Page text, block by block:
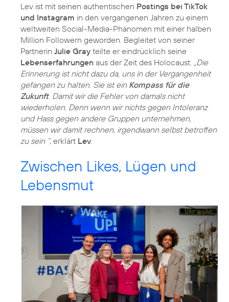
Lev ist mit seinen authentischen Postings bei TikTok
und Instagram in den vergangenen Jahren zu einem
weltweiten Social-Media-Phänomen mit einer halben
Million Followern geworden. Begleitet von seiner
Partnerin Julie Gray teilte er eindrücklich seine
Lebenserfahrungen aus der Zeit des Holocaust.
„Die
Erinnerung ist nicht dazu da, uns in der Vergangenheit
gefangen zu halten. Sie ist ein Kompass für die
Zukunft. Damit wir die Fehler von damals nicht
wiederholen. Denn wenn wir nichts gegen Intoleranz
und Hass gegen andere Gruppen unternehmen,
müssen wir damit rechnen, irgendwann selbst betroffen
zu sein “, erklärt Lev
Zwischen Likes, Lügen und
Lebensmut